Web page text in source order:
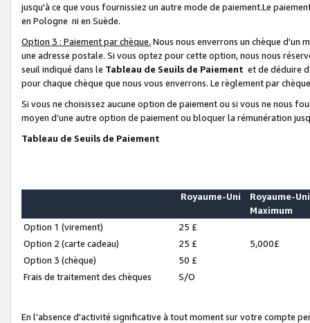
jusqu'à ce que vous fournissiez un autre mode de paiement.Le
en Pologne ni en Suède.
Option 3 : Paiement par chèque. Nous nous enverrons un chèque d'un
une adresse postale. Si vous optez pour cette option, nous nous
seuil indiqué dans le Tableau de Seuils de Paiement et de déduire
pour chaque chèque que nous vous enverrons. Le règlement par
Si vous ne choisissez aucune option de paiement ou si vous ne nous
moyen d’une autre option de paiement ou bloquer la rémunération
Tableau de Seuils de Paiement
Royaume-Uni
Royaume-Uni
Maximum
Option 1 (virement)
25 £
Option 2 (carte cadeau)
25 £
5,000£
Option 3 (chèque)
50 £
Frais de traitement des chèques
S/O
En l'absence d'activité significative à tout moment sur votre compte